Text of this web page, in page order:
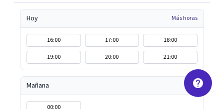
Hoy Más horas
16:00 17:00
18:00
19:00
20:00 21:00
Mañana
00:00